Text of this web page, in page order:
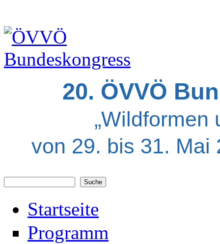
20. ÖVVÖ
„Wildformen
von 29. bis 31. Mai
Startseite
Programm